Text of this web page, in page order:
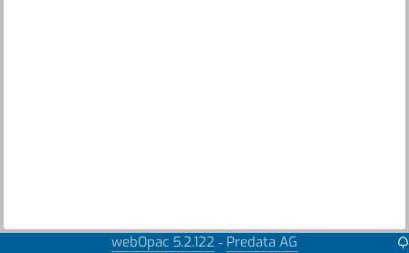
webOpac 5.2.122 - Predata AG